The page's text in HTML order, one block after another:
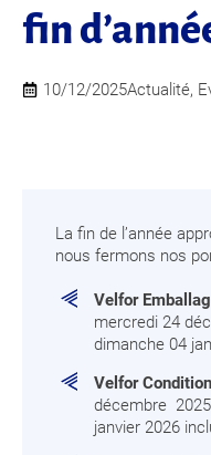
fin
10/12/2025Actualité,
La fin de l’année
nous fermons nos
Velfor
mercredi 24
dimanche 04
Velfor
décembre
janvier 2026